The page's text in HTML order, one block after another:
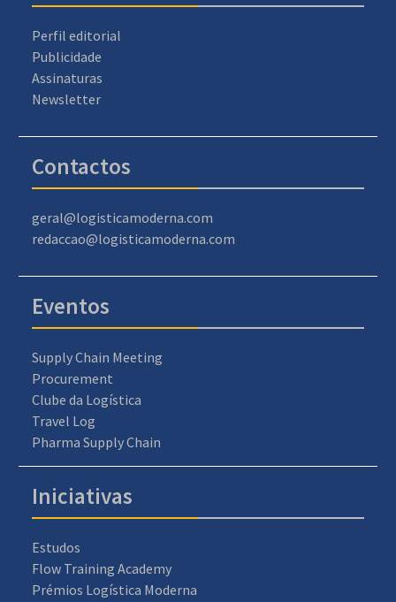
Perfil editorial
Publicidade
Assinaturas
Newsletter
Contactos
geral@logisticamoderna.com
redaccao@logisticamoderna.com
Eventos
Supply Chain Meeting
Procurement
Clube da Logística
Travel Log
Pharma Supply Chain
Iniciativas
Estudos
Flow Training Academy
Prémios Logística Moderna